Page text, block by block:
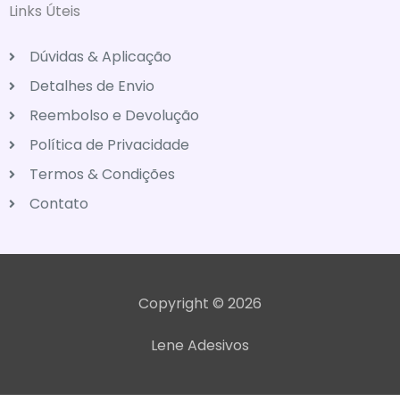
Links Úteis
Dúvidas & Aplicação
Detalhes de Envio
Reembolso e Devolução
Política de Privacidade
Termos & Condições
Contato
Copyright © 2026
Lene Adesivos